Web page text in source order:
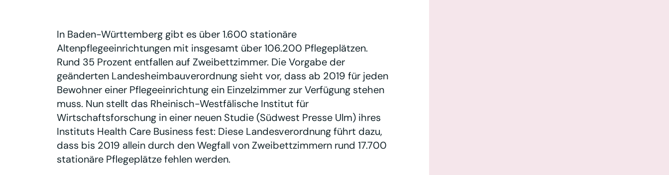
In Baden-Württemberg gibt es über 1.600 stationäre
Altenpflegeeinrichtungen mit insgesamt über 106.200 Pflegeplätzen.
Rund 35 Prozent entfallen auf Zweibettzimmer. Die Vorgabe der
geänderten Landesheimbauverordnung sieht vor, dass ab 2019 für jeden
Bewohner einer Pflegeeinrichtung ein Einzelzimmer zur Verfügung stehen
muss. Nun stellt das Rheinisch-Westfälische Institut für
Wirtschaftsforschung in einer neuen Studie (Südwest Presse Ulm) ihres
Instituts Health Care Business fest: Diese Landesverordnung führt dazu,
dass bis 2019 allein durch den Wegfall von Zweibettzimmern rund 17.700
stationäre Pflegeplätze fehlen werden.